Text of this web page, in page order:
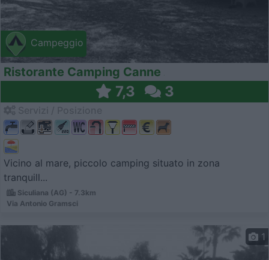
Campeggio
Ristorante Camping Canne
7,3 3
Vicino al mare, piccolo camping situato in zona
tranquill...
Siculiana (AG) - 7.3km
Via Antonio Gramsci
1